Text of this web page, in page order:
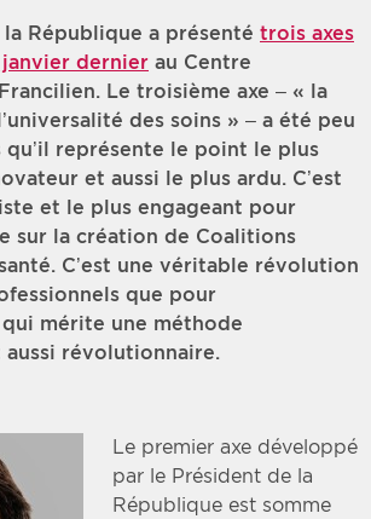
République a présenté trois axes
dernier au Centre
Le troisième axe – « la
des soins » – a été peu
qu’il représente le point le plus
et aussi le plus ardu. C’est
et le plus engageant pour
sur la création de Coalitions
C’est une véritable révolution
que pour
qui mérite une méthode
révolutionnaire.
Le premier axe développé
par le Président de la
République est somme